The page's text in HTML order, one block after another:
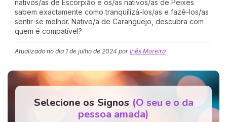
nativos/as de Escorpião e os/as nativos/as de Peixes
sabem exactamente como tranquilizá-los/as e fazê-los/as
sentir-se melhor. Nativo/a de Caranguejo, descubra com
quem é compatível?
Atualizado no dia 1 de julho de 2024 por Inês Moreira
Selecione os Signos (O seu e o da
pessoa amada)